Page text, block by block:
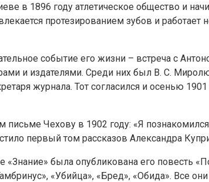
в 1896 году атлетическое общество и
протезированием зубов и
событие его жизни – встреча с
и издателями. Среди них был В. С.
журнала. Тот согласился и осенью 1901
Чехову в 1902 году: «Я
первый том рассказов Александра
была опубликована его повесть
«Убийца», «Бред», «Обида». Все